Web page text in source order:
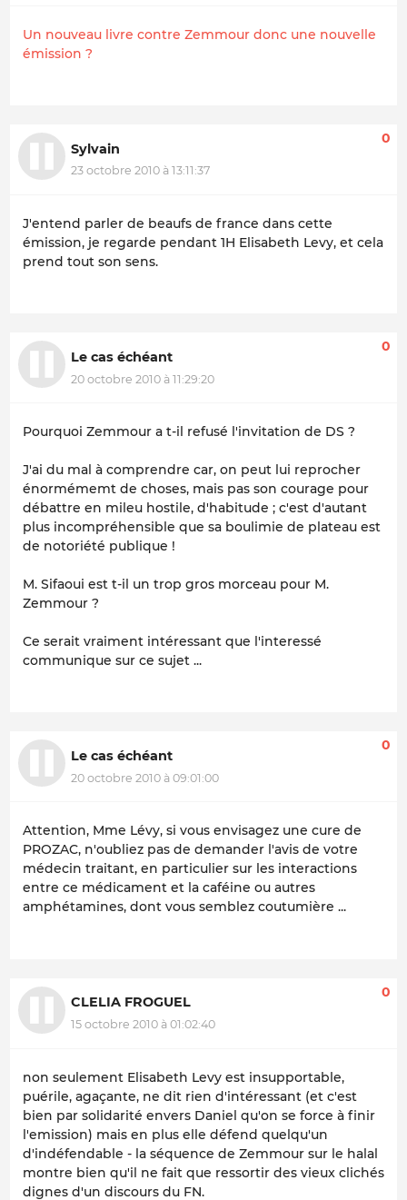
Un nouveau livre contre Zemmour donc une nouvelle
émission ?
Sylvain
23 octobre 2010 à 13:11:37
0
J'entend parler de beaufs de france dans cette
émission, je regarde pendant 1H Elisabeth Levy, et cela
prend tout son sens.
Le cas échéant
20 octobre 2010 à 11:29:20
0
Pourquoi Zemmour a t-il refusé l'invitation de DS ?
J'ai du mal à comprendre car, on peut lui reprocher
énormémemt de choses, mais pas son courage pour
débattre en mileu hostile, d'habitude ; c'est d'autant
plus incompréhensible que sa boulimie de plateau est
de notoriété publique !
M. Sifaoui est t-il un trop gros morceau pour M.
Zemmour ?
Ce serait vraiment intéressant que l'interessé
communique sur ce sujet ...
Le cas échéant
20 octobre 2010 à 09:01:00
0
Attention, Mme Lévy, si vous envisagez une cure de
PROZAC, n'oubliez pas de demander l'avis de votre
médecin traitant, en particulier sur les interactions
entre ce médicament et la caféine ou autres
amphétamines, dont vous semblez coutumière ...
CLELIA FROGUEL
15 octobre 2010 à 01:02:40
0
non seulement Elisabeth Levy est insupportable,
puérile, agaçante, ne dit rien d'intéressant (et c'est
bien par solidarité envers Daniel qu'on se force à finir
l'emission) mais en plus elle défend quelqu'un
d'indéfendable - la séquence de Zemmour sur le halal
montre bien qu'il ne fait que ressortir des vieux clichés
dignes d'un discours du FN.